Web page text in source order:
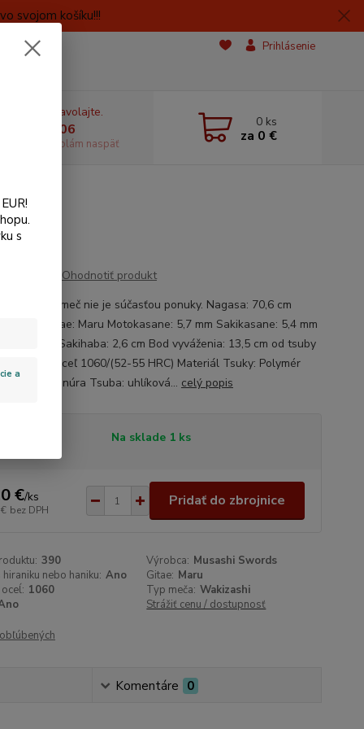
svojom košíku!!!
Prihlásenie
si rady? Zavolajte.
606059406
volám naspäť
0 ks
za 0 €
Ohodnotiť produkt
Stojan na meč nie je súčasťou ponuky. Nagasa: 70,6 cm
24,2 cm Gitae: Maru Motokasane: 5,7 mm Sakikasane: 5,4 mm
3,3 cm Sakihaba: 2,6 cm Bod vyváženia: 13,5 cm od tsuby
Nagasa: oceľ 1060/(52-55 HRC) Materiál Tsuky: Polymér
padáková šnúra Tsuba: uhlíková... celý popis
Na sklade 1 ks
€/ks
bez DPH
Pridať do zbrojnice
390 Výrobca: Musashi Swords
nebo haniku: Ano Gitae: Maru
1060 Typ meča: Wakizashi
Strážiť cenu / dostupnosť
Komentáre 0
s
a